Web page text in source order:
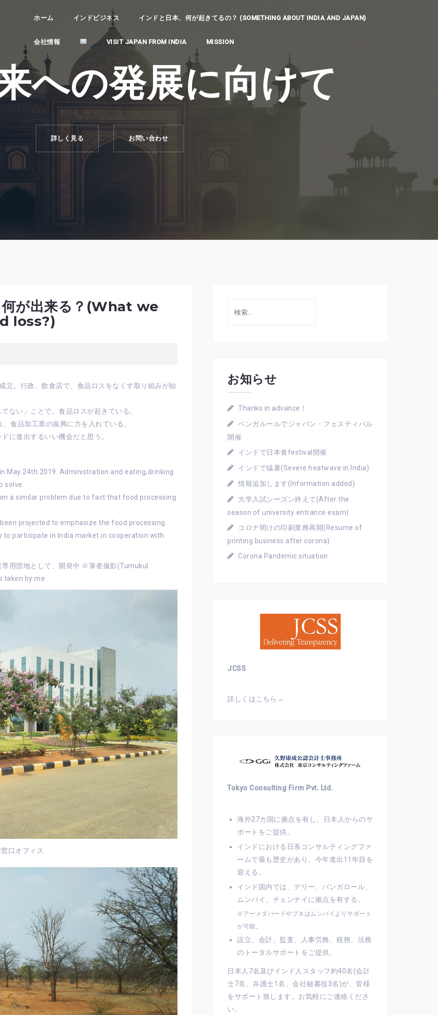
ホーム インドビジネス インドと日本、何が起きてるの？ (SOMETHING ABOUT INDIA AND JAPAN)
会社情報 VISIT JAPAN FROM INDIA MISSION
への発展に向けて
詳しく見る お問い合わせ
何が出来る？(What we
loss?)
立。行政、飲食店で、食品ロスをなくす取り組みが始
ない」ことで、食品ロスが起きている。
食品加工業の振興に力を入れている。
に進出するいい機会だと思う。
May 24th 2019. Administration and eating,drinking
solve.
a similar problem due to fact that food processing
projected to emphasize the food processing.
participate in India market in cooperation with
用団地として、開発中 ※筆者撮影(Tumukul
taken by me
口オフィス
索:
お知らせ
Thanks in advance！
ベンガルールでジャパン・フェスティバル
開催
インドで日本食festival開催
インドで猛暑(Severe heatwave in India)
情報追加します(Information added)
大学入試シーズン終えて(After the
season of university entrance exam)
コロナ明けの印刷業務再開(Resume of
printing business after corona)
Corona Pandemic situation
JCSS
詳しくはこちら→
Tokyo Consulting Firm Pvt. Ltd.
海外27カ国に拠点を有し、日本人からのサ
ポートをご提供。
インドにおける日系コンサルティングファ
ームで最も歴史があり、今年進出11年目を
迎える。
インド国内では、デリー、バンガロール、
ムンバイ、チェンナイに拠点を有する。
※アーメダバードやプネはムンバイよりサポート
が可能。
設立、会計、監査、人事労務、税務、法務
のトータルサポートをご提供。
日本人7名及びインド人スタッフ約40名(会計
士7名、弁護士1名、会社秘書役3名)が、皆様
をサポート致します。お気軽にご連絡くださ
い。